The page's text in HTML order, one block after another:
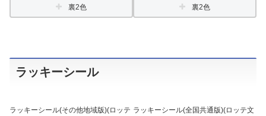
裏2色 裏2色
ラッキーシール
ラッキーシール(その他地域版)(ロッテ ラッキーシール(全国共通版)(ロッテ文